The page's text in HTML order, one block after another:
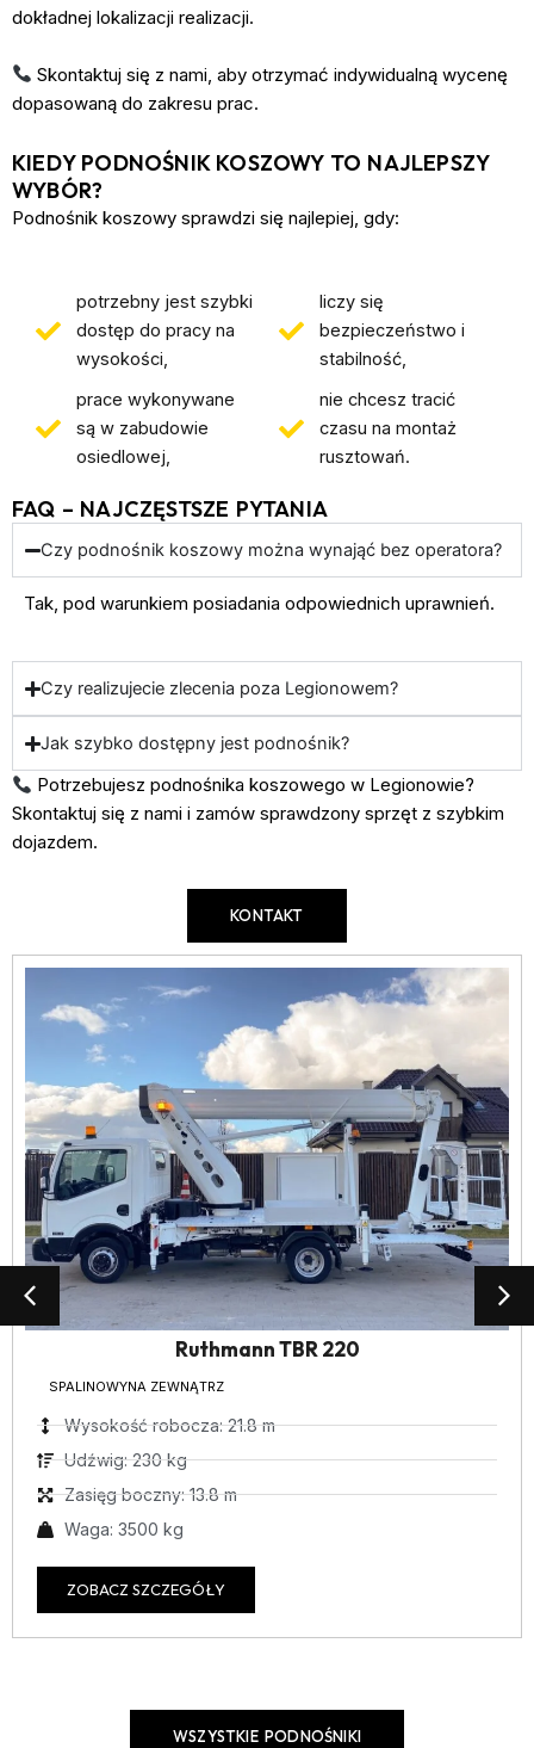
dokładnej lokalizacji realizacji.
Skontaktuj się z nami, aby otrzymać indywidualną wycenę
dopasowaną do zakresu prac.
KIEDY PODNOŚNIK KOSZOWY TO NAJLEPSZY
WYBÓR?
Podnośnik koszowy sprawdzi się najlepiej, gdy:
potrzebny jest szybki
dostęp do pracy na
wysokości,
prace wykonywane
są w zabudowie
osiedlowej,
liczy się
bezpieczeństwo i
stabilność,
nie chcesz tracić
czasu na montaż
rusztowań.
FAQ – NAJCZĘSTSZE PYTANIA
Czy podnośnik koszowy można wynająć bez operatora?
Tak, pod warunkiem posiadania odpowiednich uprawnień.
Czy realizujecie zlecenia poza Legionowem?
Jak szybko dostępny jest podnośnik?
Potrzebujesz podnośnika koszowego w Legionowie?
Skontaktuj się z nami i zamów sprawdzony sprzęt z szybkim
dojazdem.
KONTAKT
Ruthmann TBR 220
SPALINOWYNA ZEWNĄTRZ
Wysokość robocza: 21.8 m
Udźwig: 230 kg
Zasięg boczny: 13.8 m
Waga: 3500 kg
ZOBACZ SZCZEGÓŁY
WSZYSTKIE PODNOŚNIKI